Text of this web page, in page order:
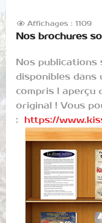
Affichages : 1109
Nos brochures
Nos publications
disponibles dans
compris l aperçu
original ! Vous
: https://